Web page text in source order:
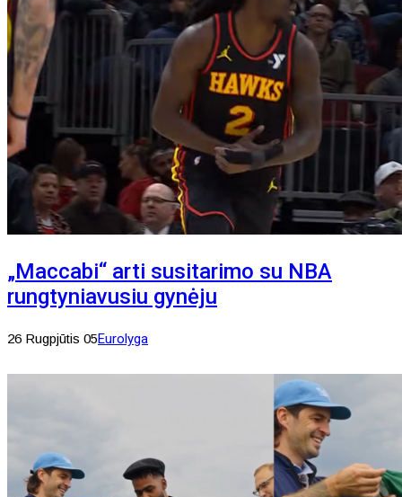
„Maccabi“ arti susitarimo su NBA
rungtyniavusiu gynėju
26 Rugpjūtis 05Eurolyga